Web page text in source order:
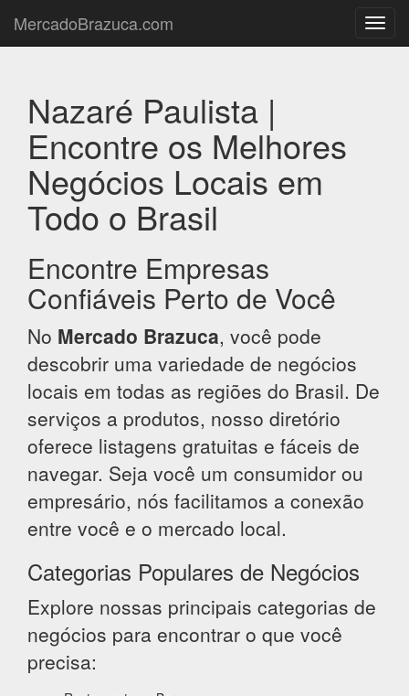
MercadoBrazuca.com
Nazaré Paulista |
Encontre os Melhores
Negócios Locais em
Todo o Brasil
Encontre Empresas
Confiáveis Perto de Você
No Mercado Brazuca, você pode
descobrir uma variedade de negócios
locais em todas as regiões do Brasil. De
serviços a produtos, nosso diretório
oferece listagens gratuitas e fáceis de
navegar. Seja você um consumidor ou
empresário, nós facilitamos a conexão
entre você e o mercado local.
Categorias Populares de Negócios
Explore nossas principais categorias de
negócios para encontrar o que você
precisa: